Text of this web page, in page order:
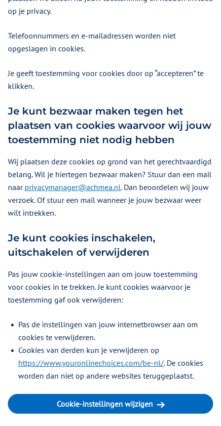
op je privacy.
Telefoonnummers en e-mailadressen worden niet
opgeslagen in cookies.
Je geeft toestemming voor cookies door op “accepteren” te
klikken.
Je kunt bezwaar maken tegen het
plaatsen van cookies waarvoor wij jouw
toestemming niet nodig hebben
Wij plaatsen deze cookies op grond van het gerechtvaardigd
belang. Wil je hiertegen bezwaar maken? Stuur dan een mail
naar privacymanager@achmea.nl. Dan beoordelen wij jouw
verzoek. Of stuur een mail wanneer je jouw bezwaar weer
wilt intrekken.
Je kunt cookies inschakelen,
uitschakelen of verwijderen
Pas jouw cookie-instellingen aan om jouw toestemming
voor cookies in te trekken. Je kunt cookies waarvoor je
toestemming gaf ook verwijderen:
Pas de instellingen van jouw internetbrowser aan om
cookies te verwijderen.
Cookies van derden kun je verwijderen op
https://www.youronlinechoices.com/be-nl/. De cookies
worden dan niet op andere websites teruggeplaatst.
Cookie-instellingen wijzigen